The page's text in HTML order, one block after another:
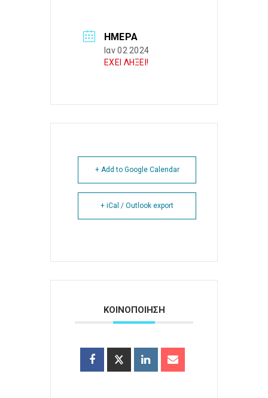
ΗΜΈΡΑ
Ιαν 02 2024
ΕΧΕΙ ΛΗΞΕΙ!
+ Add to Google Calendar
+ iCal / Outlook export
ΚΟΙΝΟΠΟΙΗΣΗ